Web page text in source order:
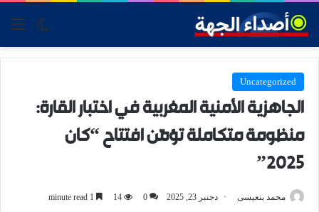
skin
Uncategorized
الجاهزية الأمنية المغربية في اختبار القارة:
منظومة متكاملة تؤمّن افتتاح “كان
2025”
محمد بنعيسى دجنبر 23, 2025 0
14